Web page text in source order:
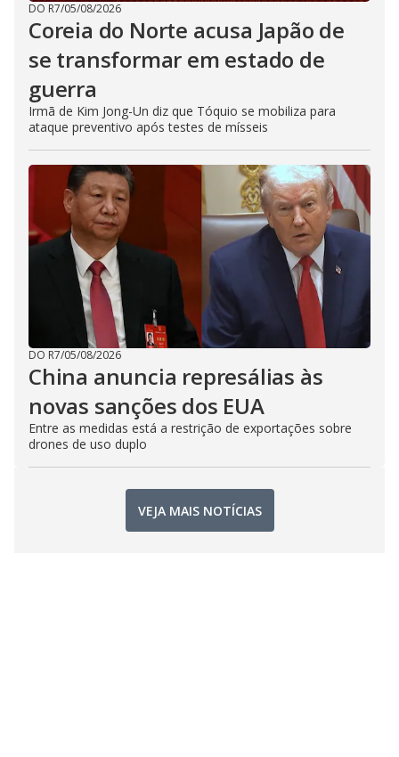
DO R7/05/08/2026
Coreia do Norte acusa Japão de
se transformar em estado de
guerra
Irmã de Kim Jong-Un diz que Tóquio se mobiliza para
ataque preventivo após testes de mísseis
DO R7/05/08/2026
China anuncia represálias às
novas sanções dos EUA
Entre as medidas está a restrição de exportações sobre
drones de uso duplo
VEJA MAIS NOTÍCIAS